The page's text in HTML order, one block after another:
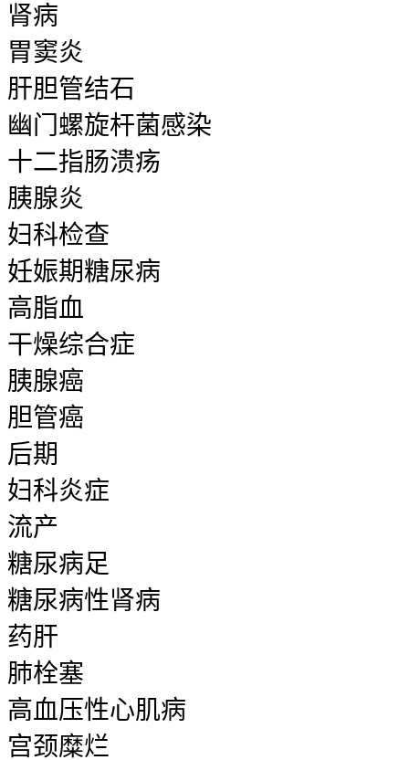
肾病
胃窦炎
肝胆管结石
幽门螺旋杆菌感染
十二指肠溃疡
胰腺炎
妇科检查
妊娠期糖尿病
高脂血
干燥综合症
胰腺癌
胆管癌
后期
妇科炎症
流产
糖尿病足
糖尿病性肾病
药肝
肺栓塞
高血压性心肌病
宫颈糜烂